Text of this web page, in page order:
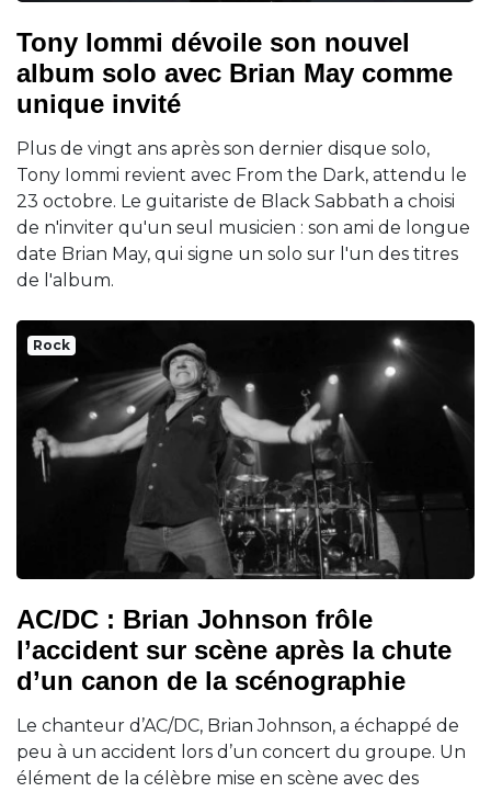
Tony Iommi dévoile son nouvel
album solo avec Brian May comme
unique invité
Plus de vingt ans après son dernier disque solo,
Tony Iommi revient avec From the Dark, attendu le
23 octobre. Le guitariste de Black Sabbath a choisi
de n'inviter qu'un seul musicien : son ami de longue
date Brian May, qui signe un solo sur l'un des titres
de l'album.
Rock
AC/DC : Brian Johnson frôle
l’accident sur scène après la chute
d’un canon de la scénographie
Le chanteur d’AC/DC, Brian Johnson, a échappé de
peu à un accident lors d’un concert du groupe. Un
élément de la célèbre mise en scène avec des